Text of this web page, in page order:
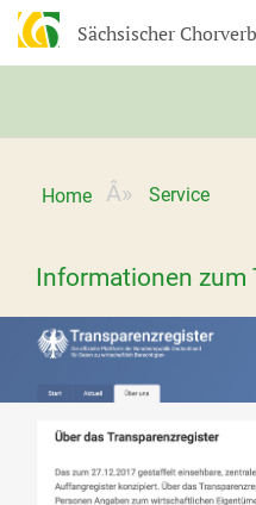
Sächsischer
Home Service
Informationen zum